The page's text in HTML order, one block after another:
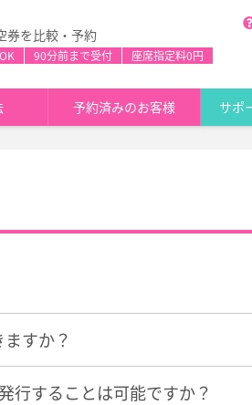
券を比較・予約
90分前まで受付 座席指定料0円
予約済みのお客様 サポ
すか？
行することは可能ですか？